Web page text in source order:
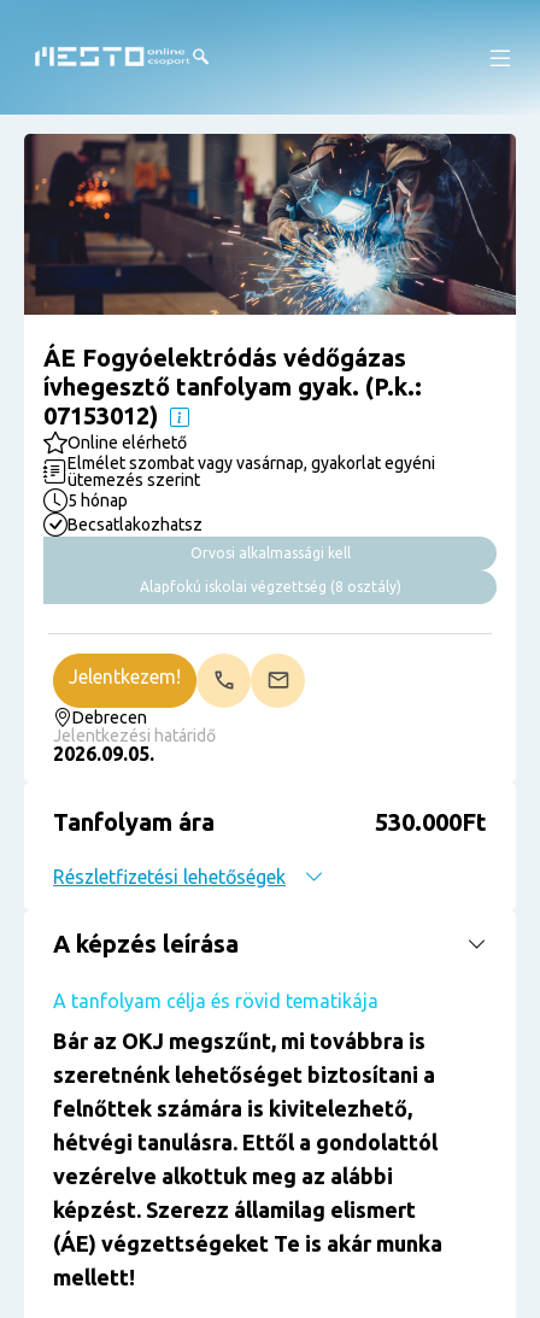
ÁE Fogyóelektródás védőgázas
ívhegesztő tanfolyam gyak. (P.k.:
07153012)
Online elérhető
Elmélet szombat vagy vasárnap, gyakorlat egyéni
ütemezés szerint
5 hónap
Becsatlakozhatsz
Orvosi alkalmassági kell
Alapfokú iskolai végzettség (8 osztály)
Debrecen
Jelentkezési határidő
2026.09.05.
Jelentkezem!
Tanfolyam ára 530.000Ft
Részletfizetési lehetőségek
A képzés leírása
A tanfolyam célja és rövid tematikája
Bár az OKJ megszűnt, mi továbbra is
szeretnénk lehetőséget biztosítani a
felnőttek számára is kivitelezhető,
hétvégi tanulásra. Ettől a gondolattól
vezérelve alkottuk meg az alábbi
képzést. Szerezz államilag elismert
(ÁE) végzettségeket Te is akár munka
mellett!